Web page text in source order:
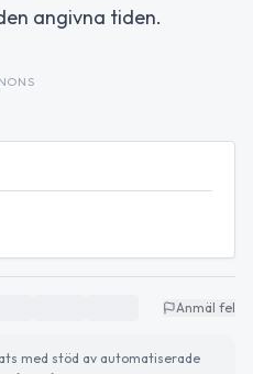
angivna tiden.
Anmäl fel
med stöd av automatiserade